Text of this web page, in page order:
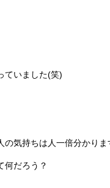
ていました(笑)
の気持ちは人一倍分かりま
何だろう？